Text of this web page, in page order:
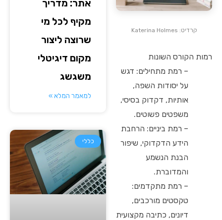
קרדיט: Katerina Holmes
רמות הקורס השונות
– רמת מתחילים: דגש
על יסודות השפה,
אותיות, דקדוק בסיסי,
משפטים פשוטים.
– רמת ביניים: הרחבת
הידע הדקדוקי, שיפור
הבנת הנשמע
והמדוברת.
– רמת מתקדמים:
טקסטים מורכבים,
דיונים, כתיבה מקצועית
אתר: מדריך
מקיף לכל מי
שרוצה ליצור
מקום דיגיטלי
משגשג
למאמר המלא »
כללי